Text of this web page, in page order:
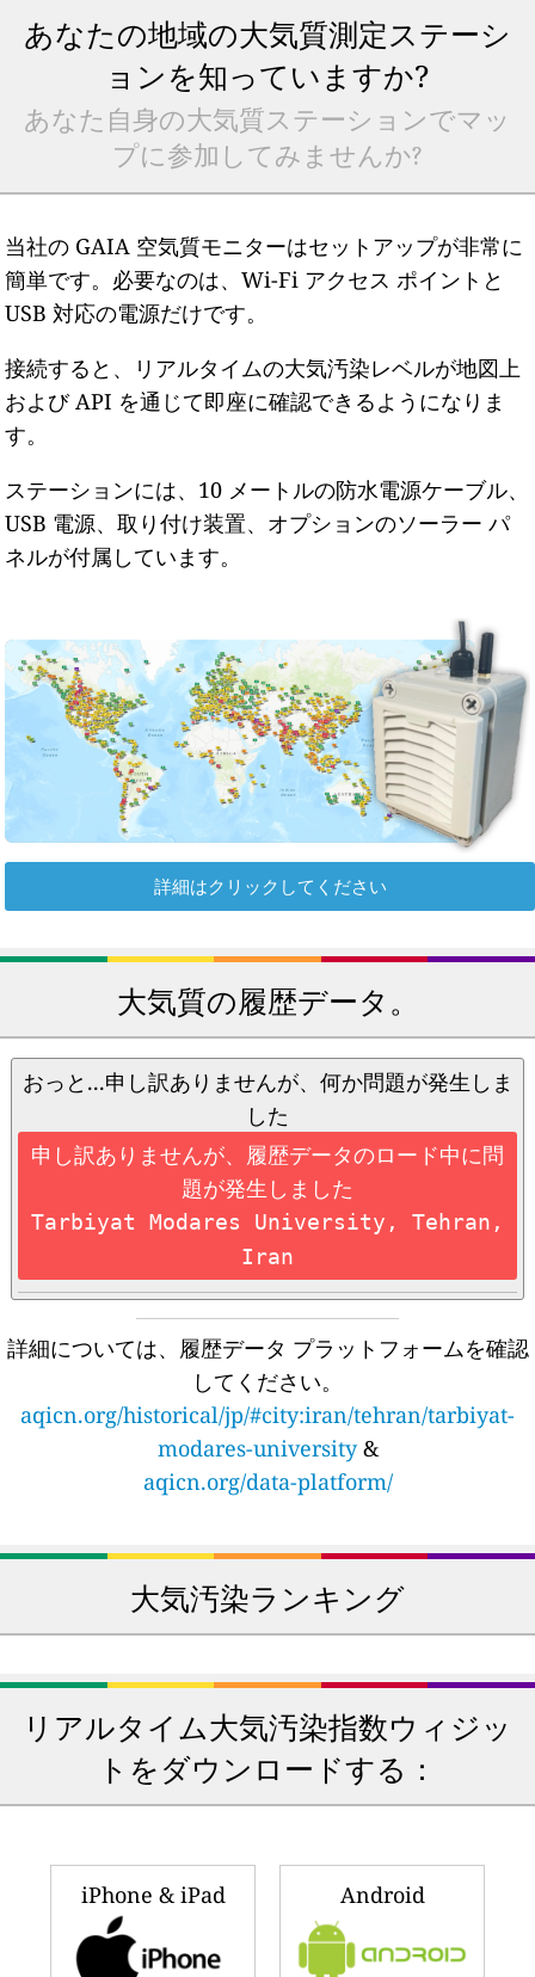
あなたの地域の大気質測定ステーシ
ョンを知っていますか?
あなた自身の大気質ステーションでマッ
プに参加してみませんか?
当社の GAIA 空気質モニターはセットアップが非常に
簡単です。必要なのは、Wi-Fi アクセス ポイントと
USB 対応の電源だけです。
接続すると、リアルタイムの大気汚染レベルが地図上
および API を通じて即座に確認できるようになりま
す。
ステーションには、10 メートルの防水電源ケーブル、
USB 電源、取り付け装置、オプションのソーラー パ
ネルが付属しています。
詳細はクリックしてください
大気質の履歴データ。
おっと...申し訳ありませんが、何か問題が発生しま
した
申し訳ありませんが、履歴データのロード中に問
題が発生しました
Tarbiyat Modares University, Tehran,
Iran
詳細については、履歴データ プラットフォームを確認
してください。
aqicn.org/historical/jp/#city:iran/tehran/tarbiyat-
modares-university&
aqicn.org/data-platform/
大気汚染ランキング
🇦🇪
🇿🇲 156
ザンビア
150
レソト
🇮🇩 146
インドネシア
🇨🇱 137
チリ
南アフリカ
🇺🇸 アメリカ合衆国
🇲🇾
🇷🇼 116
ルワンダ
🇨🇦カナダ
🇰🇼 114
クウェート
🇹🇯タジキスタン
🇸🇨セーシェル
🇮🇳インド